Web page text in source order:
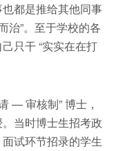
都是推给其他同事
治”。至于学校的各
只干 “实实在在打
— 审核制” 博士，
当时博士生招考政
试环节招录的学生